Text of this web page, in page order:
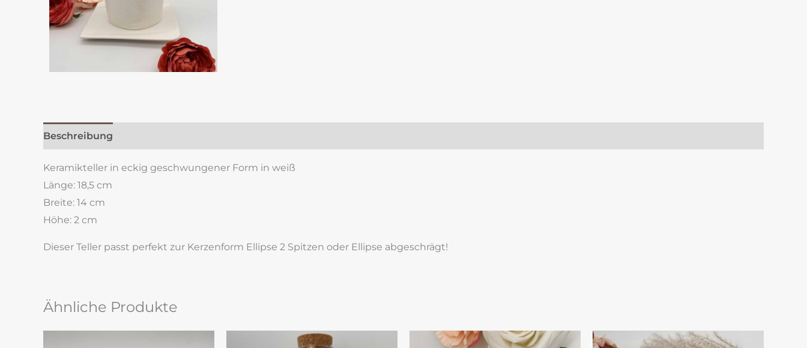
Beschreibung
Keramikteller in eckig geschwungener Form in weiß
Länge: 18,5 cm
Breite: 14 cm
Höhe: 2 cm
Dieser Teller passt perfekt zur Kerzenform Ellipse 2 Spitzen oder Ellipse abgeschrägt!
Ähnliche Produkte